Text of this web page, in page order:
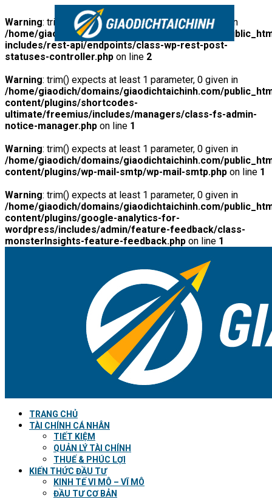
Warning: trim() expects at least 1 parameter, 0 given in
/home/giaodich/domains/giaodichtaichinh.com/
includes/rest-api/endpoints/class-wp-rest-post-
statuses-controller.php on line 2
Warning: trim() expects at least 1 parameter, 0 given in
/home/giaodich/domains/giaodichtaichinh.com/
content/plugins/shortcodes-
ultimate/freemius/includes/managers/class-fs-admin-
notice-manager.php on line 1
Warning: trim() expects at least 1 parameter, 0 given in
/home/giaodich/domains/giaodichtaichinh.com/
content/plugins/wp-mail-smtp/wp-mail-smtp.php on line 1
Warning: trim() expects at least 1 parameter, 0 given in
/home/giaodich/domains/giaodichtaichinh.com/
content/plugins/google-analytics-for-
wordpress/includes/admin/feature-feedback/class-
monsterInsights-feature-feedback.php on line 1
TRANG CHỦ
TÀI CHÍNH CÁ NHÂN
TIẾT KIỆM
QUẢN LÝ TÀI CHÍNH
THUẾ & PHÚC LỢI
KIẾN THỨC ĐẦU TƯ
KINH TẾ VI MÔ – VĨ MÔ
ĐẦU TƯ CƠ BẢN